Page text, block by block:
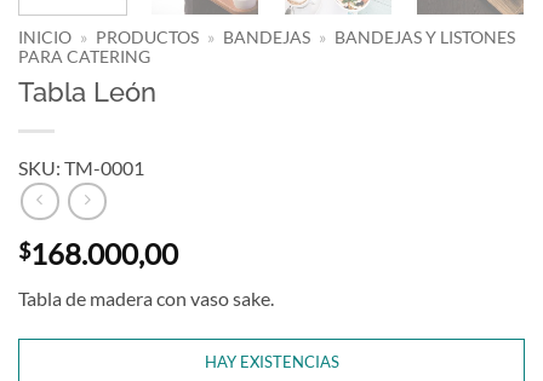
INICIO » PRODUCTOS » BANDEJAS » BANDEJAS Y LISTONES
PARA CATERING
Tabla León
SKU: TM-0001
$168.000,00
Tabla de madera con vaso sake.
HAY EXISTENCIAS